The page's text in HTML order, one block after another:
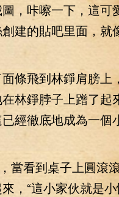
，咔嚓一下，這可
建的貼吧里面，就
條飛到林錚肩膀上
林錚脖子上蹭了起
經徹底地成為一個
看到桌子上圓滾
，“這小家伙就是